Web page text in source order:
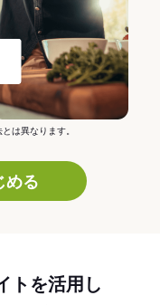
は異なります。
める
トを活用し